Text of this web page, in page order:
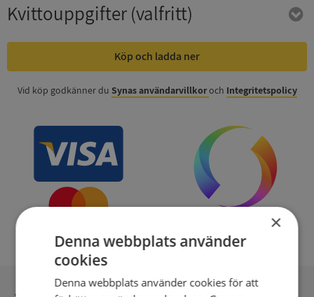
Kvittouppgifter(valfritt)
Köp och ladda ner
Vid köp godkänner du Synas användarvillkoroch Integritetspolicy
×
Denna webbplats använder
cookies
Denna webbplats använder cookies för att